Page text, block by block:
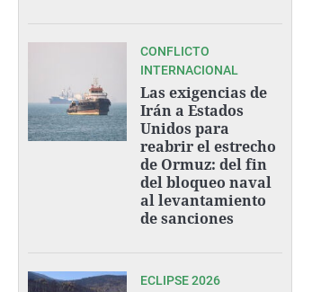
CONFLICTO
INTERNACIONAL
Las exigencias de
Irán a Estados
Unidos para
reabrir el estrecho
de Ormuz: del fin
del bloqueo naval
al levantamiento
de sanciones
ECLIPSE 2026